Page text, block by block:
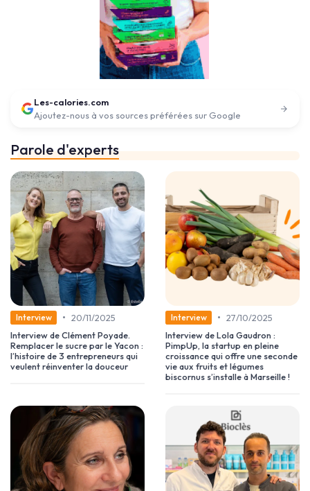
Les-calories.com
Ajoutez-nous à vos sources préférées sur Google
Parole d'experts
Interview • 20/11/2025
Interview de Clément Poyade.
Remplacer le sucre par le Yacon :
l’histoire de 3 entrepreneurs qui
veulent réinventer la douceur
Interview • 27/10/2025
Interview de Lola Gaudron :
PimpUp, la startup en pleine
croissance qui offre une seconde
vie aux fruits et légumes
biscornus s’installe à Marseille !